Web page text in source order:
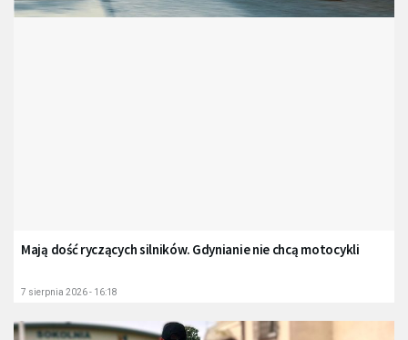
Mają dość ryczących silników. Gdynianie nie chcą motocykli
7 sierpnia 2026 - 16:18